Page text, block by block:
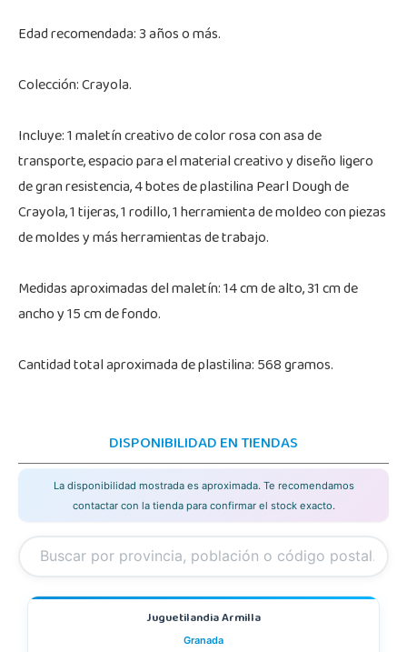
Edad recomendada: 3 años o más.
Colección: Crayola.
Incluye: 1 maletín creativo de color rosa con asa de
transporte, espacio para el material creativo y diseño ligero
de gran resistencia, 4 botes de plastilina Pearl Dough de
Crayola, 1 tijeras, 1 rodillo, 1 herramienta de moldeo con piezas
de moldes y más herramientas de trabajo.
Medidas aproximadas del maletín: 14 cm de alto, 31 cm de
ancho y 15 cm de fondo.
Cantidad total aproximada de plastilina: 568 gramos.
DISPONIBILIDAD EN TIENDAS
La disponibilidad mostrada es aproximada. Te recomendamos
contactar con la tienda para confirmar el stock exacto.
Juguetilandia Armilla
Granada